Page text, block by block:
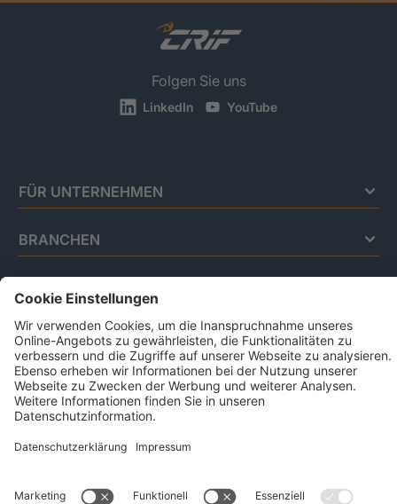
Folgen Sie uns
LinkedIn YouTube
FÜR UNTERNEHMEN
BRANCHEN
Impressum
Datenschutz
Code Of Conduct
AGB Für Leistungen Im Risiko- Und
Chancenmanagement
Business Ethics Policy